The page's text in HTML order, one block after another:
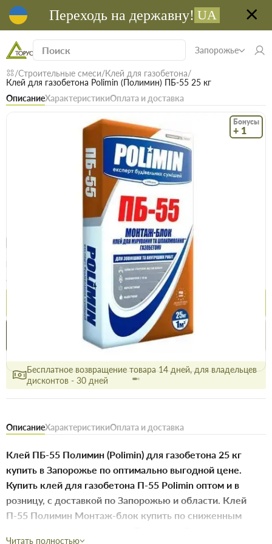
Переходь на державну! UA
Запорожье
Строительные смеси Клей для газобетона
Клей для газобетона Polimin (Полимин) ПБ-55 25 кг
ОписаниеХарактеристикиОплата и доставка
Бонусы
+ 1
Клей для газобетона Polimin (Полимин)
Безкоштовна доставка! Від 15000 грн єВідновлення
239.5 грн
Опт
199.5 грн
Купить
Нашли дешевле Акции
Бесплатное возвращение товара 14 дней, для владельцев
дисконтов - 30 дней
ОписаниеХарактеристикиОплата и доставка
Клей ПБ-55 Полимин (Polimin) для газобетона 25 кг
купить в Запорожье по оптимально выгодной цене.
Купить клей для газобетона П-55 Polimin оптом и в
розницу, с доставкой по Запорожью и области. Клей
П-55 Полимин Монтаж-блок купить по сниженным
Читать полностью